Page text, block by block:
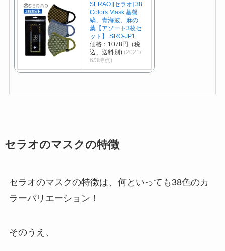
SERAO [セラオ] 38
Colors Mask 基盤
縞、青海波、麻の
葉【アソート3枚セ
ット】 SRO-JP1
価格：1078円（税
込、送料別) (2021/
6/3時点)
セラオのマスクの特徴
セラオのマスクの特徴は、何といっても38色のカ
ラーバリエーション！
そのうえ、